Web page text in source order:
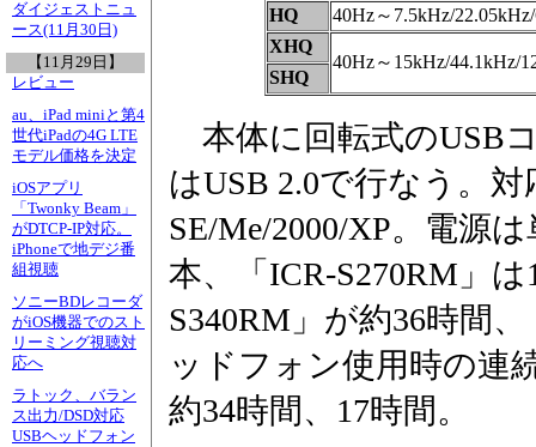
ダイジェストニュ
ース(11月30日)
【11月29日】
レビュー
au、iPad miniと第4
世代iPadの4G LTE
モデル価格を決定
iOSアプリ
「Twonky Beam」
がDTCP-IP対応。
iPhoneで地デジ番
組視聴
ソニーBDレコーダ
がiOS機器でのスト
リーミング視聴対
応へ
ラトック、バラン
ス出力/DSD対応
USBヘッドフォン
HQ
40Hz～7.5kHz/
XHQ
40Hz～15kHz/44.1kHz/
SHQ
本体に回転式のUSB
はUSB 2.0で行なう。対
SE/Me/2000/XP。電源
本、「ICR-S270RM」
S340RM」が約36時間
ッドフォン使用時の連
約34時間、17時間。